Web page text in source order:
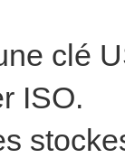
clé
ISO.